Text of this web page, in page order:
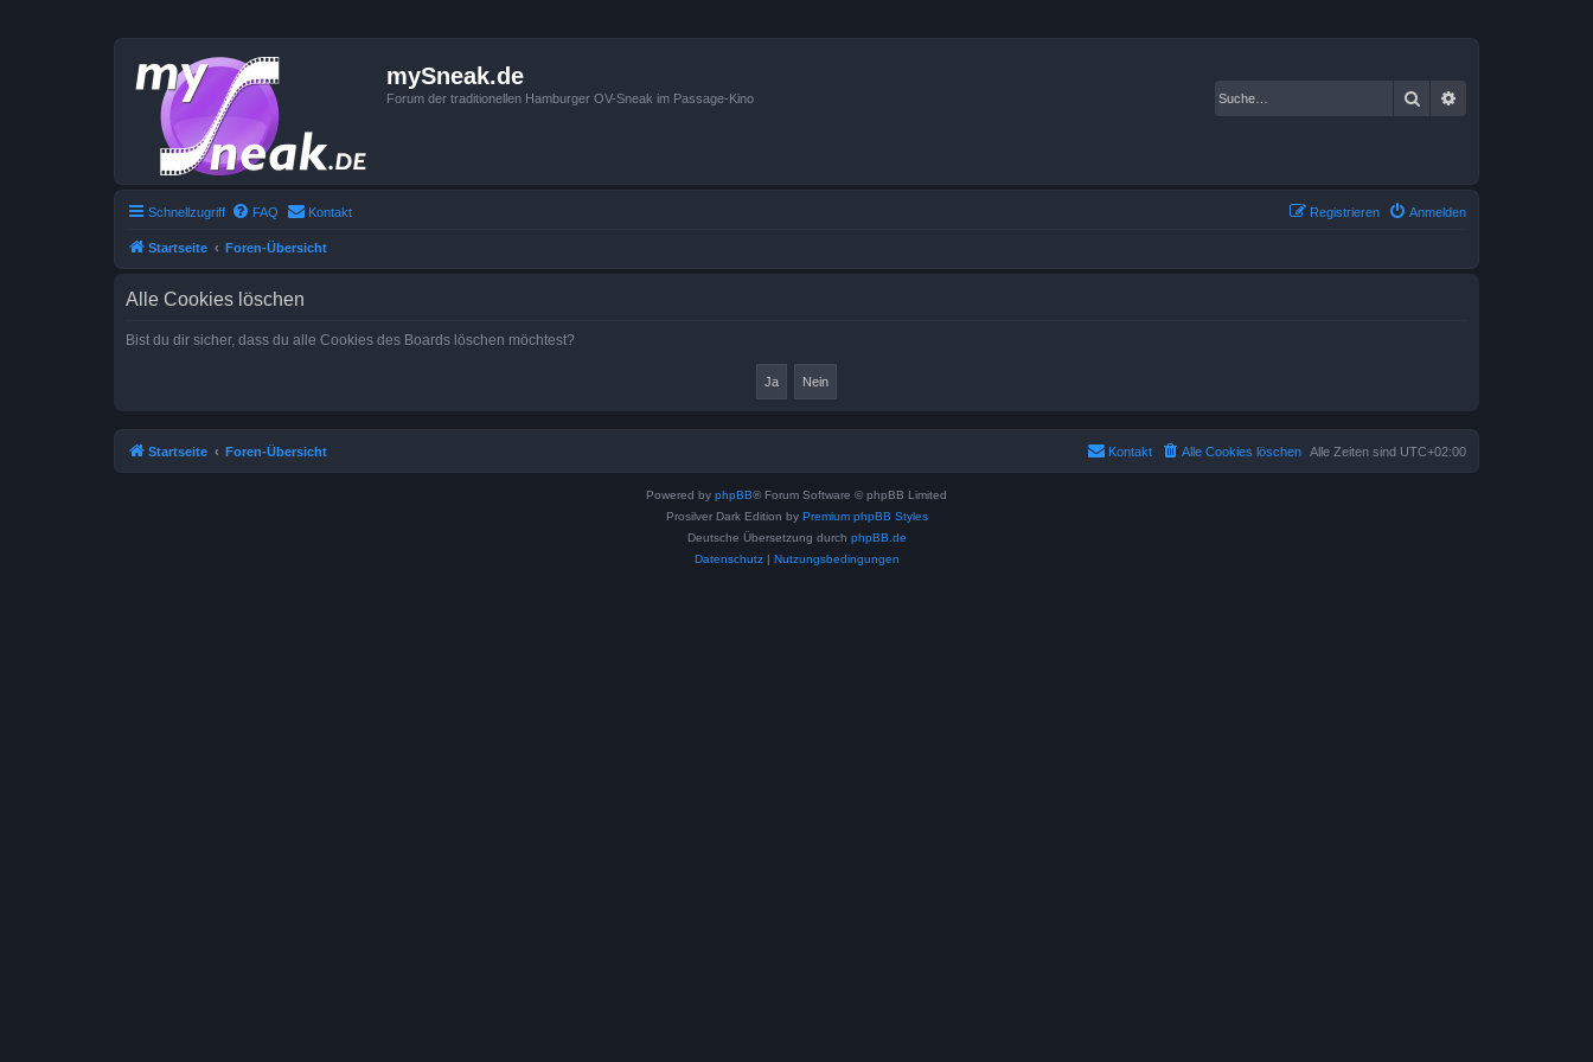
mySneak.de
Forum der traditionellen Hamburger OV-Sneak im Passage-Kino Suche
Schnellzugriff FAQ Kontakt Anmelden
Registrieren
Startseite Foren-Übersicht
Alle Cookies löschen
Bist du dir sicher, dass du alle Cookies des Boards löschen möchtest?
Startseite Foren-Übersicht Alle Zeiten sind UTC+02:00
Alle Cookies löschen
Kontakt
Powered by phpBB® Forum Software © phpBB Limited
Prosilver Dark Edition by Premium phpBB Styles
Deutsche Übersetzung durch phpBB.de
Datenschutz| Nutzungsbedingungen